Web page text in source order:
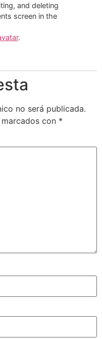
and deleting
screen in the
.
no será publicada.
con *